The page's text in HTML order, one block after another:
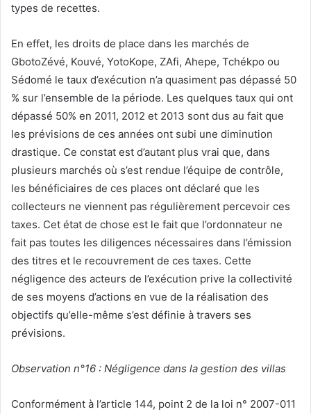
types de recettes.
En effet, les droits de place dans les marchés de
GbotoZévé, Kouvé, YotoKope, ZAfi, Ahepe, Tchékpo ou
Sédomé le taux d’exécution n’a quasiment pas dépassé 50
% sur l’ensemble de la période. Les quelques taux qui ont
dépassé 50% en 2011, 2012 et 2013 sont dus au fait que
les prévisions de ces années ont subi une diminution
drastique. Ce constat est d’autant plus vrai que, dans
plusieurs marchés où s’est rendue l’équipe de contrôle,
les bénéficiaires de ces places ont déclaré que les
collecteurs ne viennent pas régulièrement percevoir ces
taxes. Cet état de chose est le fait que l’ordonnateur ne
fait pas toutes les diligences nécessaires dans l’émission
des titres et le recouvrement de ces taxes. Cette
négligence des acteurs de l’exécution prive la collectivité
de ses moyens d’actions en vue de la réalisation des
objectifs qu’elle-même s’est définie à travers ses
prévisions.
Observation n°16 : Négligence dans la gestion des villas
Conformément à l’article 144, point 2 de la loi n° 2007-011